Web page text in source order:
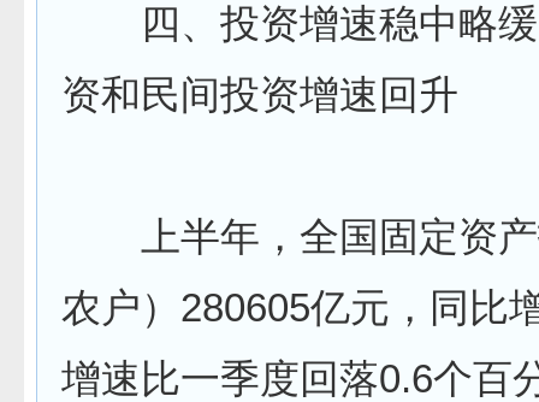
四、投资增速稳中略缓
资和民间投资增速回升
上半年，全国固定资产
农户）280605亿元，同比
增速比一季度回落0.6个百